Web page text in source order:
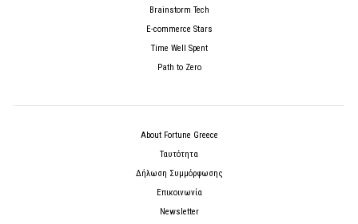
Brainstorm Tech
E-commerce Stars
Time Well Spent
Path to Zero
About Fortune Greece
Ταυτότητα
Δήλωση Συμμόρφωσης
Επικοινωνία
Newsletter